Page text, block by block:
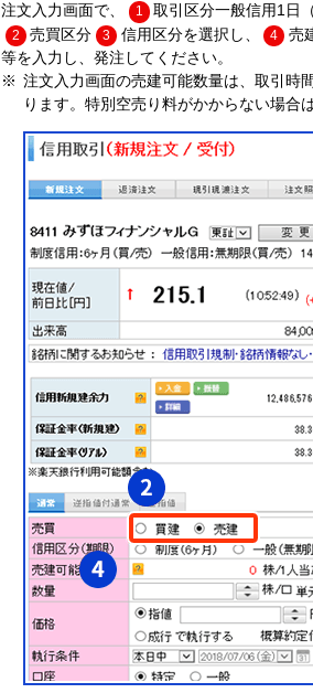
注文入力画面で、 1 取引区分一般信用1日
2 売買区分 3 信用区分を選択し、 4
売
等を入力し、発注してください。
注文入力画面の売建可能数量は、取引時
ります。特別空売り料がかからない場合